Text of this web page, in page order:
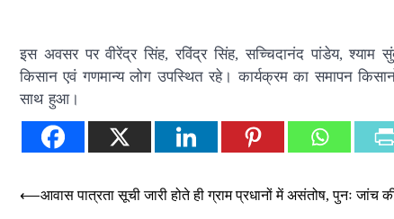
इस अवसर पर वीरेंद्र सिंह, रविंद्र सिंह, सच्चिदानंद पांडेय, श्याम
किसान एवं गणमान्य लोग उपस्थित रहे। कार्यक्रम का समापन
साथ हुआ।
Post
⟵आवास पात्रता सूची जारी होते ही ग्राम प्रधानों में असंतोष, पुनः जांच